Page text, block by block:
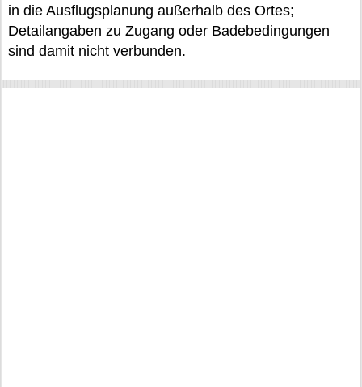
in die Ausflugsplanung außerhalb des Ortes;
Detailangaben zu Zugang oder Badebedingungen
sind damit nicht verbunden.